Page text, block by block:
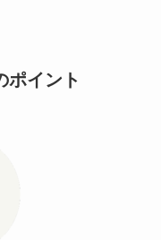
ポイント